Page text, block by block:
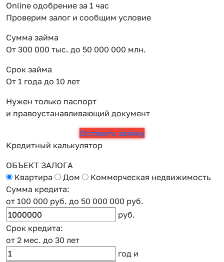
Online одобрение за 1 час
Проверим залог и сообщим условие
Сумма займа
От 300 000 тыс. до 50 000 000 млн.
Срок займа
От 1 года до 10 лет
Нужен только паспорт
и правоустанавливающий документ
Оставить заявку
Кредитный калькулятор
ОБЪЕКТ ЗАЛОГА
Квартира
Дом
Коммерческая недвижимость
Сумма кредита:
от 100 000 руб. до 50 000 000 руб.
руб.
Срок кредита:
от 2 мес. до 30 лет
год и